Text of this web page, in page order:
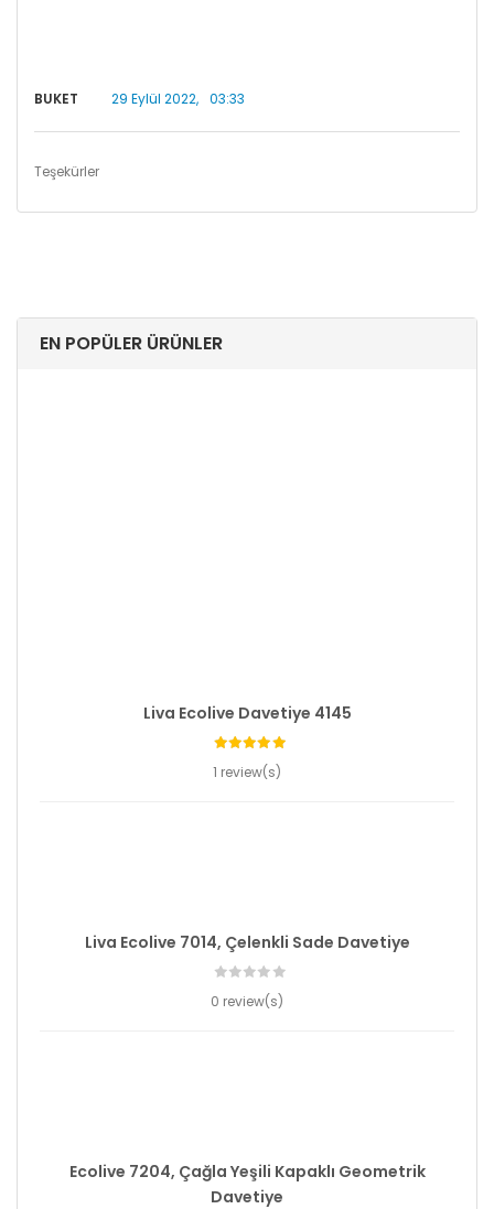
BUKET 29 Eylül 2022, 03:33
Teşekürler
EN POPÜLER ÜRÜNLER
Liva Ecolive Davetiye 4145
1 review(s)
Liva Ecolive 7014, Çelenkli Sade Davetiye
0 review(s)
Ecolive 7204, Çağla Yeşili Kapaklı Geometrik
Davetiye